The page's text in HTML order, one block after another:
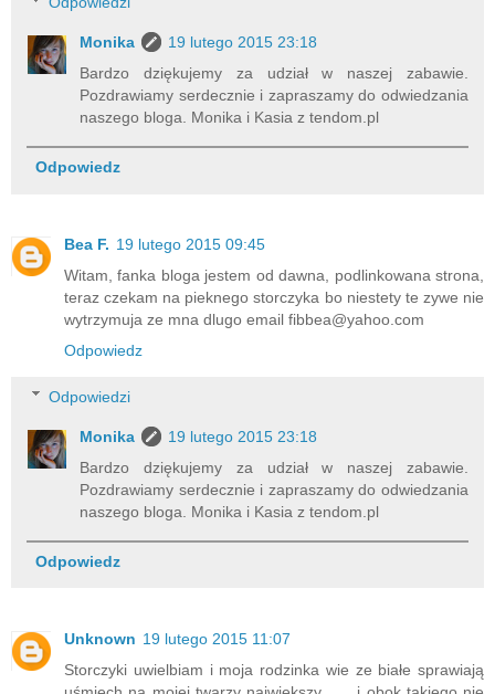
Monika
19 lutego 2015 23:18
Bardzo dziękujemy za udział w naszej zabawie.
Pozdrawiamy serdecznie i zapraszamy do odwiedzania
naszego bloga. Monika i Kasia z tendom.pl
Odpowiedz
Bea F. 19 lutego 2015 09:45
Witam, fanka bloga jestem od dawna, podlinkowana strona,
teraz czekam na pieknego storczyka bo niestety te zywe nie
wytrzymuja ze mna dlugo email fibbea@yahoo.com
Odpowiedz
Odpowiedzi
Monika
19 lutego 2015 23:18
Bardzo dziękujemy za udział w naszej zabawie.
Pozdrawiamy serdecznie i zapraszamy do odwiedzania
naszego bloga. Monika i Kasia z tendom.pl
Odpowiedz
Unknown 19 lutego 2015 11:07
Storczyki uwielbiam i moja rodzinka wie ze białe sprawiają